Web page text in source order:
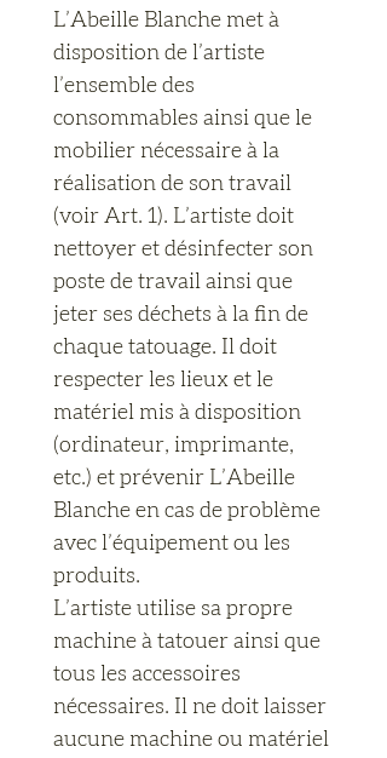
L’Abeille Blanche met à
disposition de l’artiste
l’ensemble des
consommables ainsi que le
mobilier nécessaire à la
réalisation de son travail
(voir Art. 1). L’artiste doit
nettoyer et désinfecter son
poste de travail ainsi que
jeter ses déchets à la fin de
chaque tatouage. Il doit
respecter les lieux et le
matériel mis à disposition
(ordinateur, imprimante,
etc.) et prévenir L’Abeille
Blanche en cas de problème
avec l’équipement ou les
produits.
L’artiste utilise sa propre
machine à tatouer ainsi que
tous les accessoires
nécessaires. Il ne doit laisser
aucune machine ou matériel